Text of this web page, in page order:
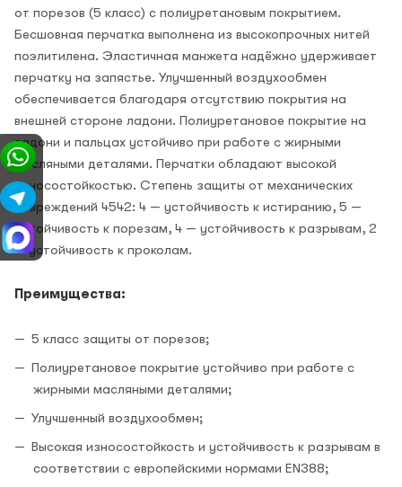
от порезов (5 класс) с полиуретановым покрытием.
Бесшовная перчатка выполнена из высокопрочных нитей
поэлитилена. Эластичная манжета надёжно удерживает
перчатку на запястье. Улучшенный воздухообмен
обеспечивается благодаря отсутствию покрытия на
внешней стороне ладони. Полиуретановое покрытие на
ладони и пальцах устойчиво при работе с жирными
масляными деталями. Перчатки обладают высокой
износостойкостью. Степень защиты от механических
повреждений 4542: 4 — устойчивость к истиранию, 5 —
устойчивость к порезам, 4 — устойчивость к разрывам, 2
— устойчивость к проколам.
Преимущества:
5 класс защиты от порезов;
Полиуретановое покрытие устойчиво при работе с
жирными масляными деталями;
Улучшенный воздухообмен;
Высокая износостойкость и устойчивость к разрывам в
соответствии с европейскими нормами EN388;